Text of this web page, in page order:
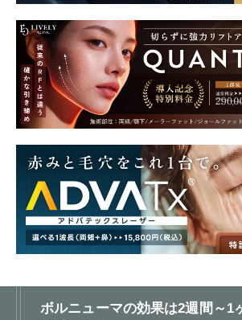
ボルニューマの効果は2週間～1